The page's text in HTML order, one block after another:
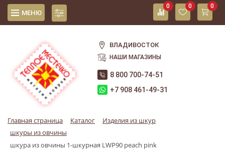
МЕНЮ
0 0 0
ВЛАДИВОСТОК
НАШИ МАГАЗИНЫ
8 800 700-74-51
+7 908 461-49-31
Главная страница Каталог
Изделия из шкур
шкуры из овчины
шкура из овчины 1-шкурная LWP90 peach pink